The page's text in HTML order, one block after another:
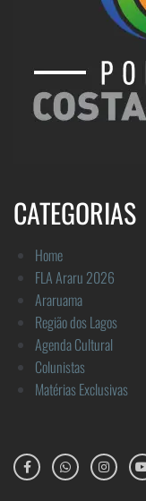
CATEGORIAS
Home
FLA Araru 2026
Araruama
Região dos Lagos
Agenda Cultural
Colunistas
Matérias Exclusivas